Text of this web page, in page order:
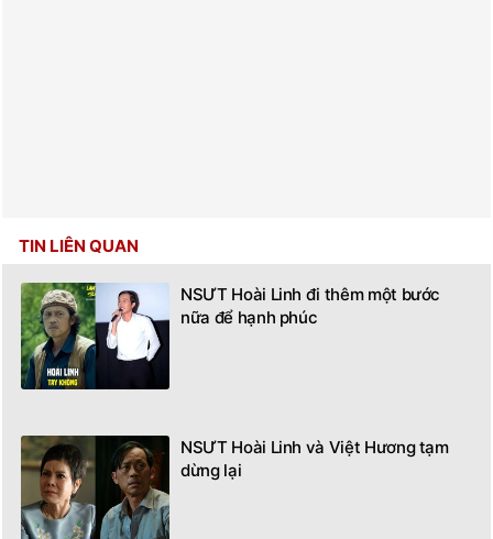
TIN LIÊN QUAN
NSƯT Hoài Linh đi thêm một bước
nữa để hạnh phúc
NSƯT Hoài Linh và Việt Hương tạm
dừng lại